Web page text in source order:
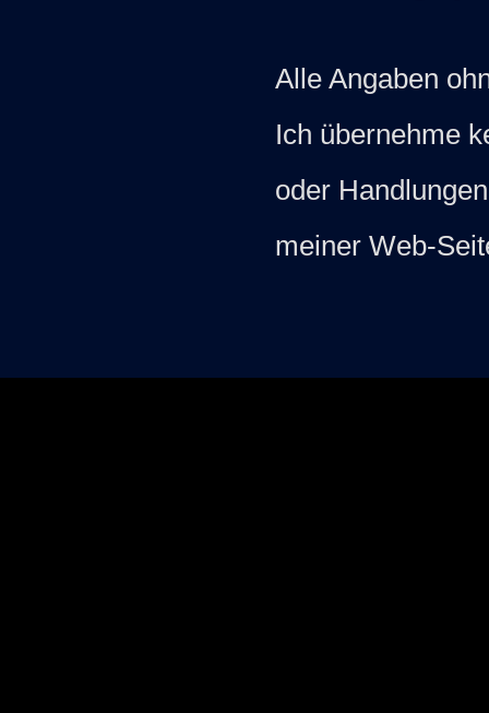
Alle Angaben
Ich übernehme
oder
meiner Web-